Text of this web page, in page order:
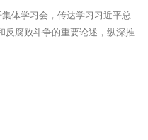
体学习会，传达学习习近平总
反腐败斗争的重要论述，纵深推
设和反腐败斗争各项工作。师